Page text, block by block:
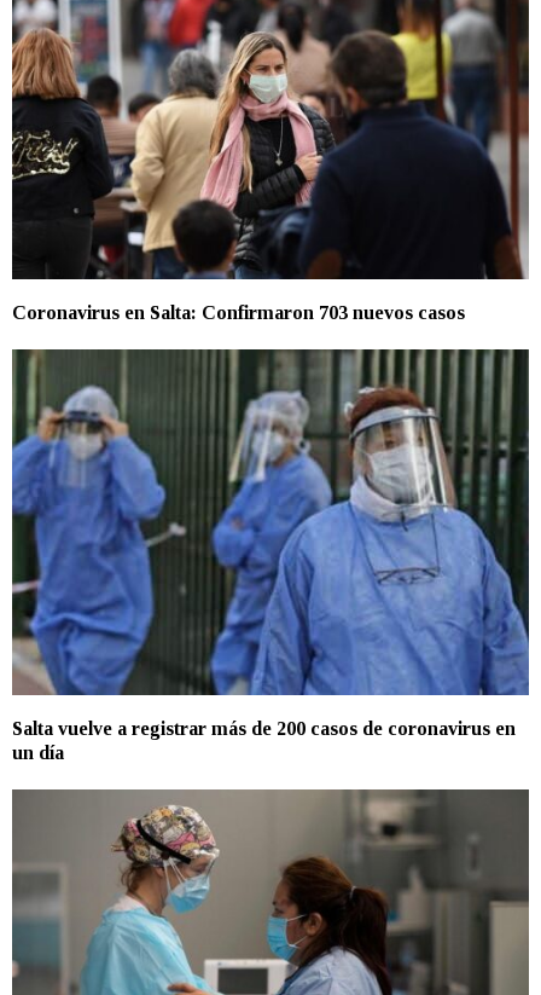
Coronavirus en Salta: Confirmaron 703 nuevos casos
Salta vuelve a registrar más de 200 casos de coronavirus en
un día